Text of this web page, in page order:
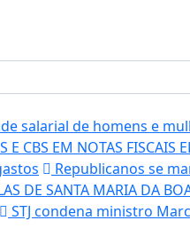
salarial de homens e
E CBS EM NOTAS FISCAIS
Republicanos se
DE SANTA MARIA DA
STJ condena ministro